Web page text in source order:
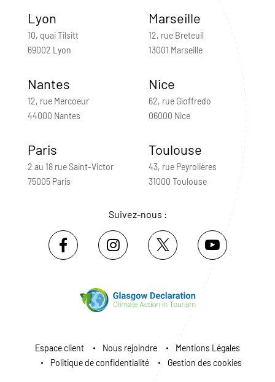
Lyon
10, quai Tilsitt
69002 Lyon
Marseille
12, rue Breteuil
13001 Marseille
Nantes
12, rue Mercoeur
44000 Nantes
Nice
62, rue Gioffredo
06000 Nice
Paris
2 au 18 rue Saint-Victor
75005 Paris
Toulouse
43, rue Peyrolières
31000 Toulouse
Suivez-nous :
Espace client Nous rejoindre
Mentions Légales
Politique de confidentialité
Gestion des cookies